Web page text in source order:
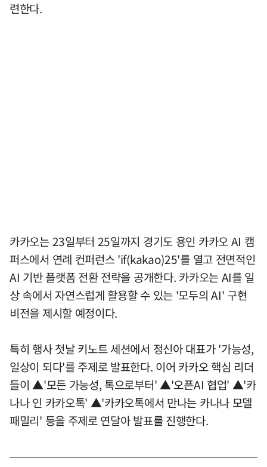
련한다.
카카오는 23일부터 25일까지 경기도 용인 카카오 AI 캠
퍼스에서 연례 컨퍼런스 'if(kakao)25'를 열고 전면적인
AI 기반 플랫폼 전환 전략을 공개한다. 카카오는 AI를 일
상 속에서 자연스럽게 활용할 수 있는 '모두의 AI' 구현
비전을 제시할 예정이다.
특히 행사 첫날 키노트 세션에서 정신아 대표가 '가능성,
일상이 되다'를 주제로 발표한다. 이어 카카오 핵심 리더
들이 ▲'모든 가능성, 톡으로부터' ▲'오픈AI 협업' ▲'카
나나 인 카카오톡' ▲'카카오톡에서 만나는 카나나 모델
패밀리' 등을 주제로 연달아 발표를 진행한다.